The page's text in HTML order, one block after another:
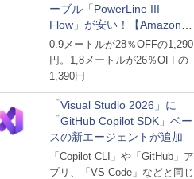
ーブル「PowerLine III
Flow」が安い！【Amazon暮
らし応援サマーSale】
0.9メートルが28％OFFの1,290
円。1,8メートルが26％OFFの
1,390円
「Visual Studio 2026」に
「GitHub Copilot SDK」ベー
スの新エージェントが追加
「Copilot CLI」や「GitHub」ア
プリ、「VS Code」などと同じ